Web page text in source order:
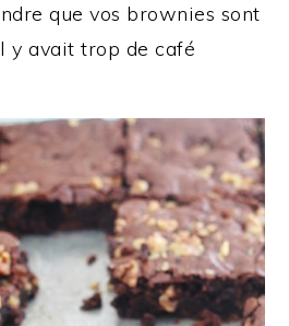
que vos brownies sont
y avait trop de café